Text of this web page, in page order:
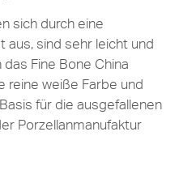
sich durch eine
aus, sind sehr leicht und
Fine Bone China
reine weiße Farbe und
für die ausgefallenen
Porzellanmanufaktur